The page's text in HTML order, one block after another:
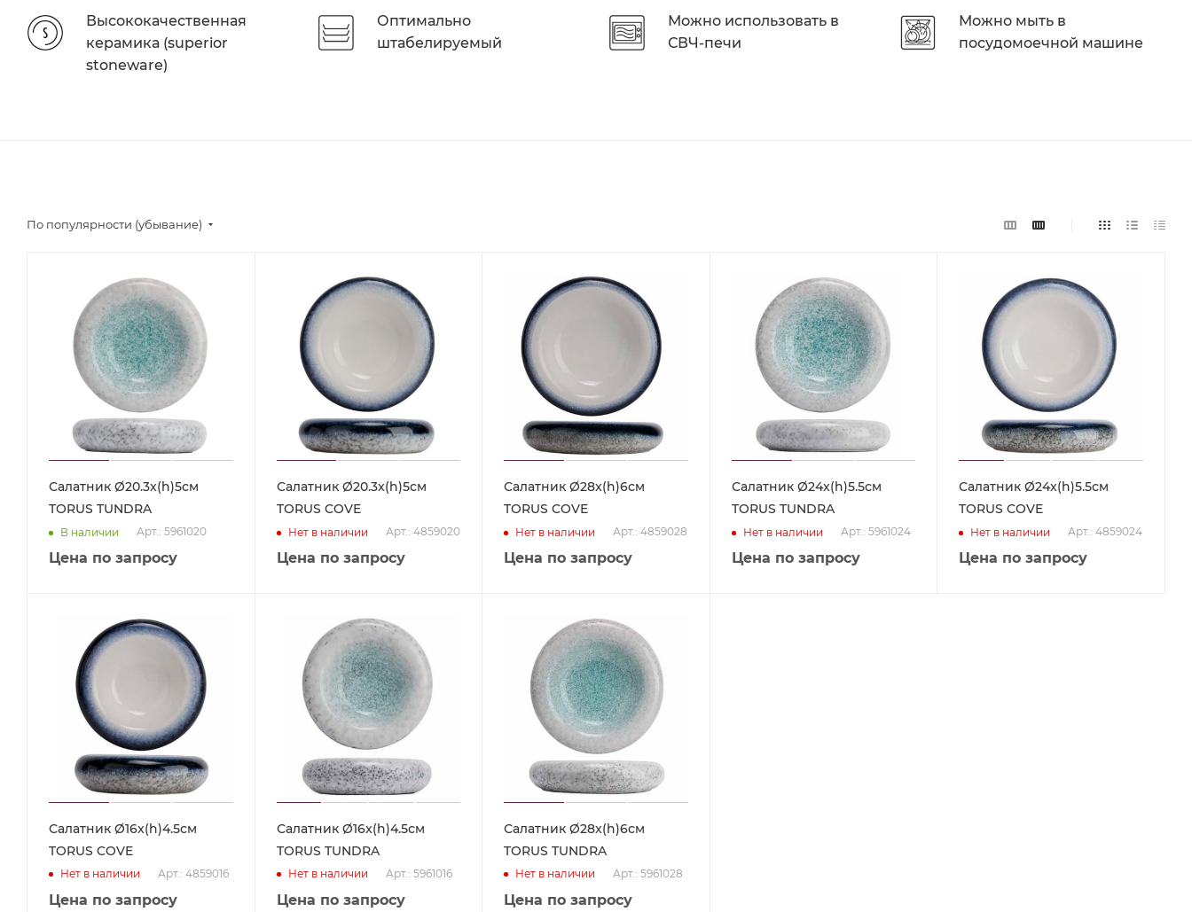
Высококачественная
керамика (superior
stoneware)
Оптимально
штабелируемый
Можно использовать в
СВЧ-печи
Можно мыть в
посудомоечной машине
По популярности (убывание)
Салатник Ø20.3x(h)5см
TORUS TUNDRA
В наличии Арт.: 5961020
Цена по запросу
Салатник Ø20.3x(h)5см
TORUS COVE
Нет в наличии Арт.: 4859020
Цена по запросу
Салатник Ø28x(h)6см
TORUS COVE
Нет в наличии Арт.: 4859028
Цена по запросу
Салатник Ø24x(h)5.5см
TORUS TUNDRA
Нет в наличии Арт.: 5961024
Цена по запросу
Салатник Ø24x(h)5.5см
TORUS COVE
Нет в наличии Арт.: 4859024
Цена по запросу
Салатник Ø16x(h)4.5см
TORUS COVE
Нет в наличии Арт.: 4859016
Цена по запросу
Салатник Ø16x(h)4.5см
TORUS TUNDRA
Нет в наличии Арт.: 5961016
Цена по запросу
Салатник Ø28x(h)6см
TORUS TUNDRA
Нет в наличии Арт.: 5961028
Цена по запросу